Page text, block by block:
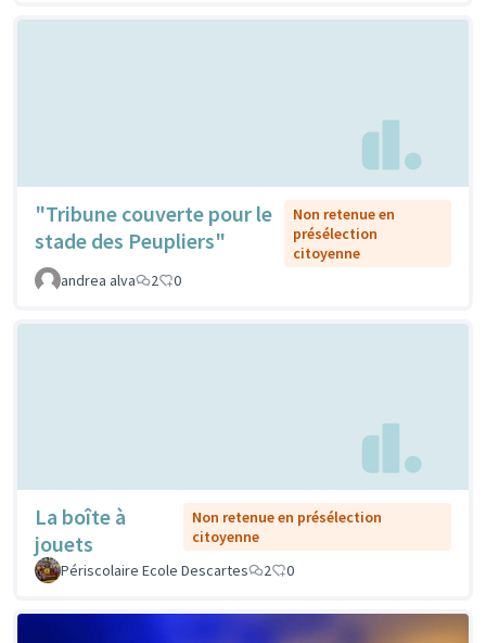
"Tribune couverte pour le
stade des Peupliers"
Non retenue en
présélection
citoyenne
andrea alva
2 0
La boîte à
jouets
Non retenue en présélection
citoyenne
Périscolaire Ecole Descartes
2 0